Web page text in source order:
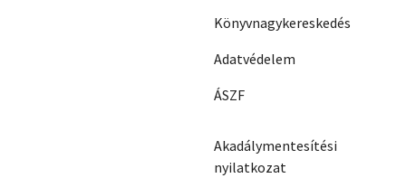
Könyvnagykereskedés
Adatvédelem
ÁSZF
Akadálymentesítési
nyilatkozat